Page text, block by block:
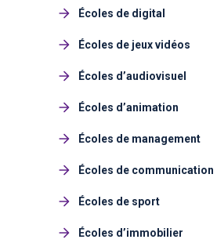
Écoles de digital
Écoles de jeux vidéos
Écoles d’audiovisuel
Écoles d’animation
Écoles de management
Écoles de communication
Écoles de sport
Écoles d’immobilier